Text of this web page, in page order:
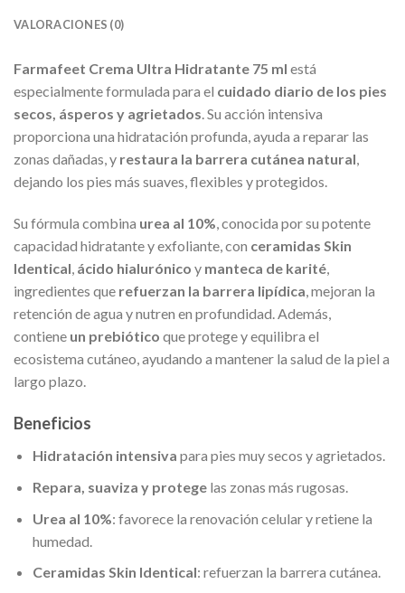
VALORACIONES (0)
Farmafeet Crema Ultra Hidratante 75 ml está
especialmente formulada para el cuidado diario de los pies
secos, ásperos y agrietados . Su acción intensiva
proporciona una hidratación profunda, ayuda a reparar las
zonas dañadas, y restaura la barrera cutánea natural
dejando los pies más suaves, flexibles y protegidos.
Su fórmula combina urea al 10% , conocida por su potente
capacidad hidratante y exfoliante, con ceramidas Skin
Identical ácido hialurónico y manteca de karité
ingredientes que refuerzan la barrera lipídica , mejoran la
retención de agua y nutren en profundidad. Además,
contiene un prebiótico que protege y equilibra el
ecosistema cutáneo, ayudando a mantener la salud de la piel a
largo plazo.
Beneficios
Hidratación intensiva para pies muy secos y agrietados.
Repara, suaviza y protegelas zonas más rugosas.
Urea al 10%: favorece la renovación celular y retiene la
humedad.
Ceramidas Skin Identical: refuerzan la barrera cutánea.